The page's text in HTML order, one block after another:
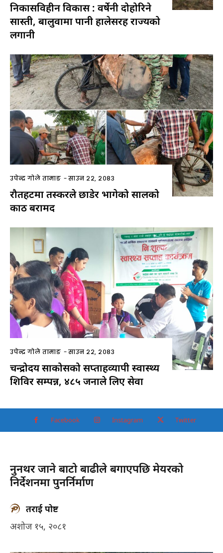
निकासविहीन विकास : वर्षेनी दोहोरिने
सास्ती, बालुवामा पानी हालेसरह राज्यको
लगानी
उपेन्द्र गोले तामाङ -साउन २२, २०८३
रौतहटमा तस्करले छाडेर भागेको सालको
काठ बरामद
उपेन्द्र गोले तामाङ -साउन २२, २०८३
चन्द्रोदय साकोसको सप्ताहव्यापी स्वास्थ्य
शिविर सम्पन्न, ४८५ जनाले लिए सेवा
Facebook Instagram Twitter